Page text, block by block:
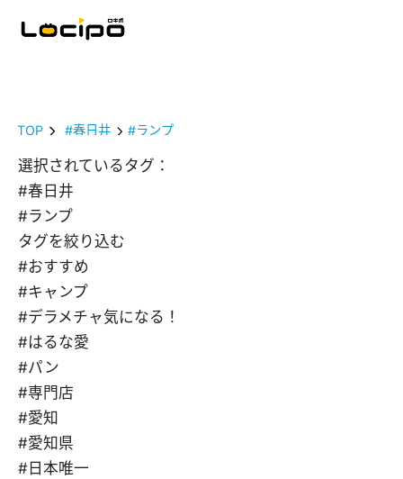
TOP #春日井 #ランプ
選択されているタグ：
#春日井
#ランプ
タグを絞り込む
#おすすめ
#キャンプ
#デラメチャ気になる！
#はるな愛
#パン
#専門店
#愛知
#愛知県
#日本唯一